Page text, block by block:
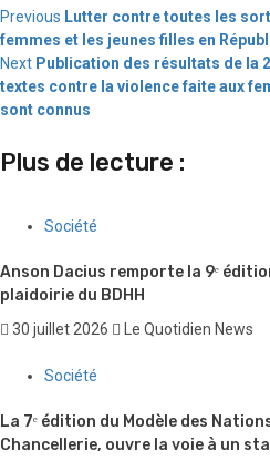
Continue
Reading
Previous Lutter contre toutes les
femmes et les jeunes filles en
Next Publication des résultats de la 2
textes contre la violence faite aux
sont connus
Plus de lecture :
Société
Anson Dacius remporte la 9ᵉ
plaidoirie du BDHH
30 juillet 2026 Le Quotidien News
Société
La 7ᵉ édition du Modèle des
Chancellerie, ouvre la voie à un